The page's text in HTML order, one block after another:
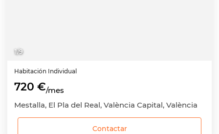
1/9
Habitación Individual
720 €/mes
Mestalla, El Pla del Real, València Capital, València
Contactar